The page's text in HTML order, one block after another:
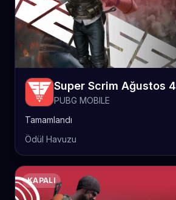
Super Scrim Ağustos 4
PUBG MOBILE
Tamamlandı
Ödül Havuzu
KAPALI